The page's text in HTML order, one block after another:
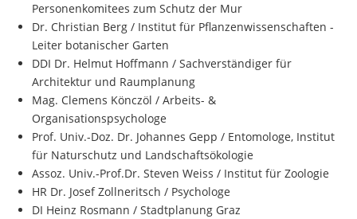
Personenkomitees zum Schutz der Mur
Dr. Christian Berg / Institut für Pflanzenwissenschaften -
Leiter botanischer Garten
DDI Dr. Helmut Hoffmann / Sachverständiger für
Architektur und Raumplanung
Mag. Clemens Könczöl / Arbeits- &
Organisationspsychologe
Prof. Univ.-Doz. Dr. Johannes Gepp / Entomologe, Institut
für Naturschutz und Landschaftsökologie
Assoz. Univ.-Prof.Dr. Steven Weiss / Institut für Zoologie
HR Dr. Josef Zollneritsch / Psychologe
DI Heinz Rosmann / Stadtplanung Graz